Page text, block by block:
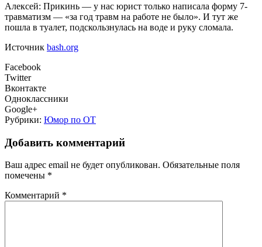
Алексей: Прикинь — у нас юрист только написала форму 7-
травматизм — «за год травм на работе не было». И тут же
пошла в туалет, подскользнулась на воде и руку сломала.
Источник bash.org
Facebook
Twitter
Вконтакте
Одноклассники
Google+
Рубрики: Юмор по ОТ
Добавить комментарий
Ваш адрес email не будет опубликован. Обязательные поля
помечены *
Комментарий *